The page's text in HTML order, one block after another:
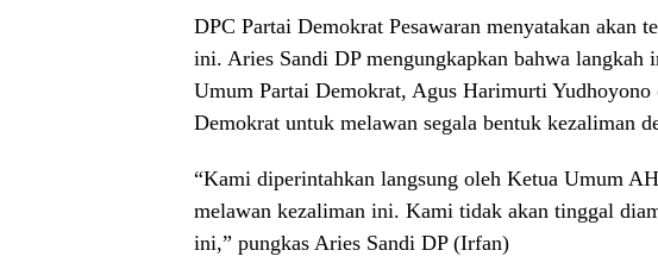
DPC Partai Demokrat Pesawaran menyatakan akan
ini. Aries Sandi DP mengungkapkan bahwa langkah
Umum Partai Demokrat, Agus Harimurti
Demokrat untuk melawan segala bentuk kezaliman
“Kami diperintahkan langsung oleh Ketua Umum
melawan kezaliman ini. Kami tidak akan tinggal
ini,” pungkas Aries Sandi DP (Irfan)